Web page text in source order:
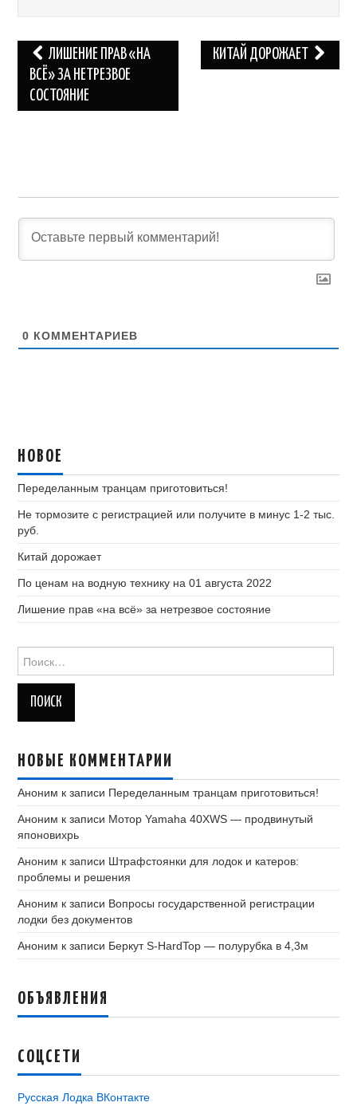
Навигация
по
записям
ЛИШЕНИЕ ПРАВ «НА
ВСЁ» ЗА НЕТРЕЗВОЕ
СОСТОЯНИЕ
КИТАЙ ДОРОЖАЕТ
0 КОММЕНТАРИЕВ
НОВОЕ
Переделанным транцам приготовиться!
Не тормозите с регистрацией или получите в минус 1-2 тыс.
руб.
Китай дорожает
По ценам на водную технику на 01 августа 2022
Лишение прав «на всё» за нетрезвое состояние
НОВЫЕ КОММЕНТАРИИ
Аноним к записи Переделанным транцам приготовиться!
Аноним к записи Мотор Yamaha 40XWS — продвинутый
японовихрь
Аноним к записи Штрафстоянки для лодок и катеров:
проблемы и решения
Аноним к записи Вопросы государственной регистрации
лодки без документов
Аноним к записи Беркут S-HardTop — полурубка в 4,3м
ОБЪЯВЛЕНИЯ
СОЦСЕТИ
Русская Лодка ВКонтакте